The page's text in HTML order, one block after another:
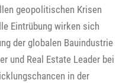
geopolitischen Krisen
Eintrübung wirken sich
der globalen Bauindustrie
und Real Estate Leader bei
in der